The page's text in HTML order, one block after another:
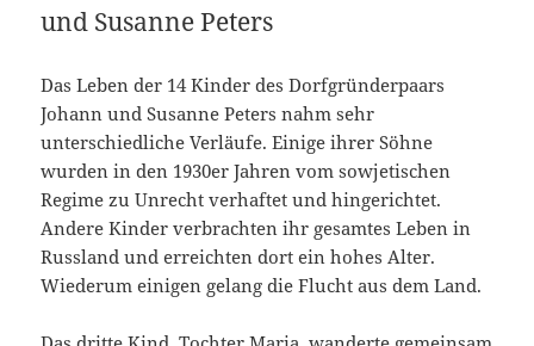
und Susanne Peters
Das Leben der 14 Kinder des Dorfgründerpaars
Johann und Susanne Peters nahm sehr
unterschiedliche Verläufe. Einige ihrer Söhne
wurden in den 1930er Jahren vom sowjetischen
Regime zu Unrecht verhaftet und hingerichtet.
Andere Kinder verbrachten ihr gesamtes Leben in
Russland und erreichten dort ein hohes Alter.
Wiederum einigen gelang die Flucht aus dem Land.